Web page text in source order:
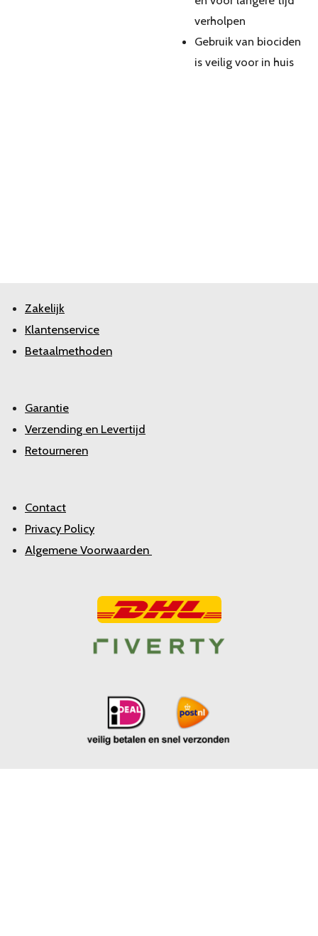
verholpen
Gebruik van biociden
is veilig voor in huis
Zakelijk
Klantenservice
Betaalmethoden
Garantie
Verzending en Levertijd
Retourneren
Contact
Privacy Policy
Algemene Voorwaarden